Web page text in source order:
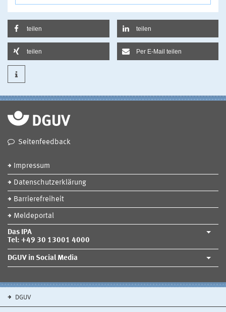
teilen teilen
teilen Per E-Mail teilen
Seitenfeedback
Impressum
Datenschutzerklärung
Barrierefreiheit
Meldeportal
Das IPA
Tel: +49 30 13001 4000
DGUV in Social Media
DGUV